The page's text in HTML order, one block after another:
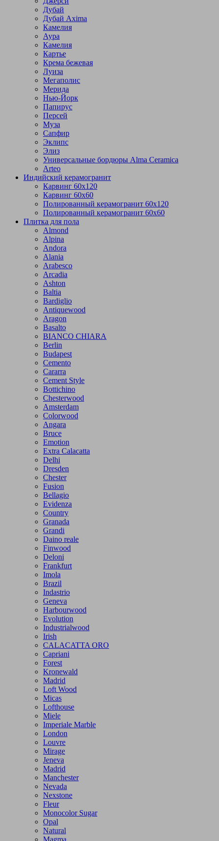
Дубай
Дубай Axima
Камелия
Аура
Камелия
Картье
Крема бежевая
Луиза
Мегаполис
Мерида
Нью-Йорк
Папирус
Персей
Муза
Сапфир
Эклипс
Элиз
Универсальные бордюры Alma Ceramica
Arteo
Индийский керамогранит
Карвинг 60х120
Карвинг 60х60
Полированный керамогранит 60х120
Полированный керамогранит 60х60
Плитка для пола
Almond
Alpina
Andora
Alania
Arabesco
Arcadia
Ashton
Baltia
Bardiglio
Antiquewood
Aragon
Basalto
BIANCO CHIARA
Berlin
Budapest
Cemento
Cararra
Cement Style
Bottichino
Chesterwood
Amsterdam
Colorwood
Angara
Bruce
Emotion
Extra Calacatta
Delhi
Dresden
Chester
Fusion
Bellagio
Evidenza
Country
Granada
Grandi
Daino reale
Finwood
Deloni
Frankfurt
Imola
Brazil
Indastrio
Geneva
Harbourwood
Evolution
Industrialwood
Irish
CALACATTA ORO
Capriani
Forest
Kronewald
Madrid
Loft Wood
Micas
Lofthouse
Miele
Imperiale Marble
London
Louvre
Mirage
Jeneva
Madrid
Manchester
Nevada
Nexstone
Fleur
Monocolor Sugar
Opal
Natural
Magma